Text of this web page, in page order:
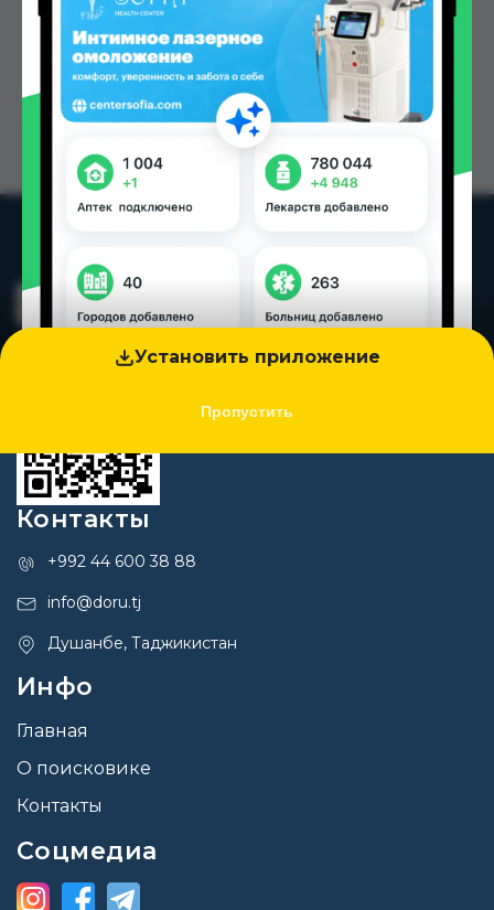
Установить приложение
Пропустить
Контакты
+992 44 600 38 88
info@doru.tj
Душанбе, Таджикистан
Инфо
Главная
О поисковике
Контакты
Соцмедиа